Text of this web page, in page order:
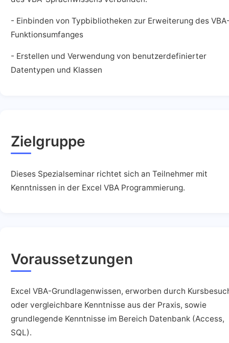
- Einbinden von Typbibliotheken zur Erweiterung des
Funktionsumfanges
- Erstellen und Verwendung von benutzerdefinierter
Datentypen und Klassen
Zielgruppe
Dieses Spezialseminar richtet sich an Teilnehmer mit
Kenntnissen in der Excel VBA Programmierung.
Voraussetzungen
Excel VBA-Grundlagenwissen, erworben durch
oder vergleichbare Kenntnisse aus der Praxis, sowie
grundlegende Kenntnisse im Bereich Datenbank (Access,
SQL).